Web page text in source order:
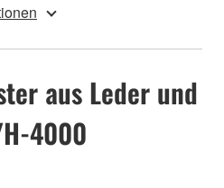
aus Leder und
4000